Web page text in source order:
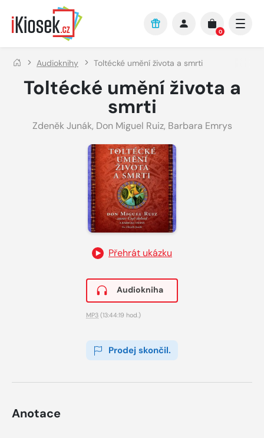
Přejít na hlavní obsah
0
Audioknihy Toltécké umění života a smrti
Toltécké umění života a
smrti
Zdeněk Junák, Don Miguel Ruiz, Barbara Emrys
Přehrát ukázku
Audiokniha
MP3 (13:44:19 hod.)
Prodej skončil.
Anotace